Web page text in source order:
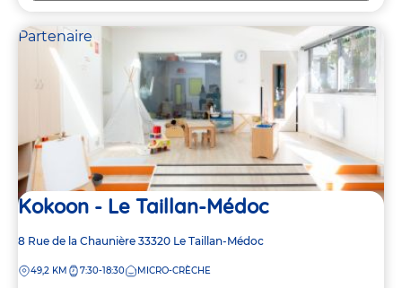
Partenaire
Kokoon - Le Taillan-Médoc
Adresse
la
8 Rue de la Chaunière 33320 Le Taillan-Médoc
DISTANCE
49,2 KM 7:30-18:30 MICRO-CRÈCHE